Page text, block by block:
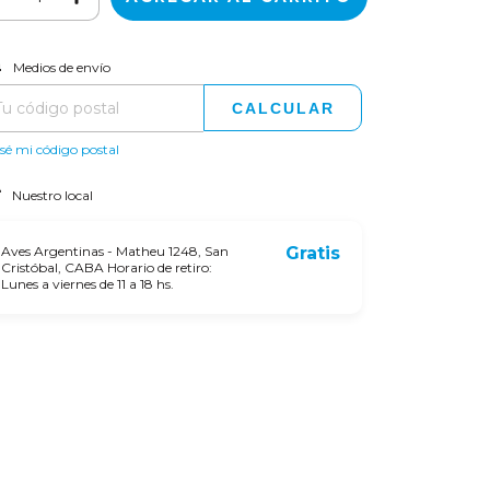
para el CP:
Medios de envío
CALCULAR
mi código postal
Nuestro local
Aves Argentinas - Matheu 1248, San
Cristóbal, CABA Horario de retiro:
Lunes a viernes de 11 a 18 hs.
Gratis